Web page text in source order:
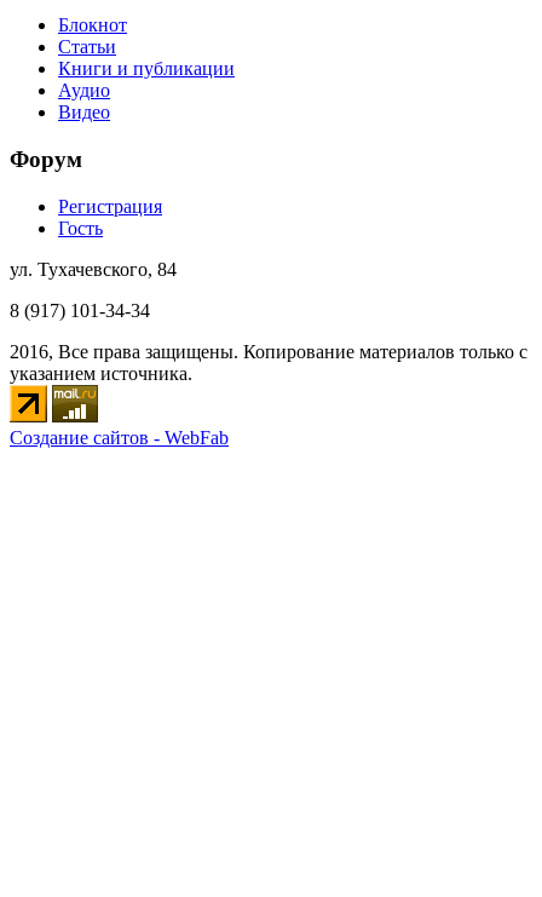
Блокнот
Статьи
Книги и публикации
Аудио
Видео
Форум
Регистрация
Гость
ул. Тухачевского, 84
8 (917) 101-34-34
2016, Все права защищены. Копирование материалов только с
указанием источника.
Создание сайтов - WebFab